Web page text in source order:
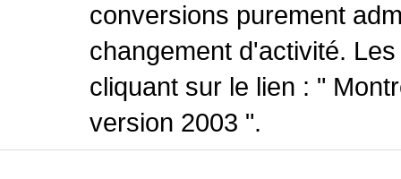
conversions purement
changement d'activité.
cliquant sur le lien : "
version 2003 ".